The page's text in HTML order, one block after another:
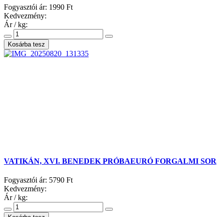
Fogyasztói ár: 1990 Ft
Kedvezmény:
Ár / kg:
VATIKÁN, XVI. BENEDEK PRÓBAEURÓ FORGALMI
Fogyasztói ár: 5790 Ft
Kedvezmény:
Ár / kg: